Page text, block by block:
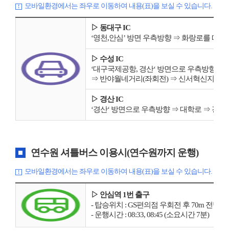
모바일환경에서는 좌우로 이동하여 내용(표)을 보실 수 있습니다.
▷ 동대구 IC
‘영천,안심’ 방면 우측방향 ⇒ 화랑로를 따
▷ 수성 IC
‘대구국제공항, 경산‘ 방면으로 우측방향
⇒ 반야월네거리(좌회전) ⇒ 신서혁신지구
▷ 경산 IC
‘경산‘ 방면으로 우측방향 ⇒ 대학로 ⇒ 경
연수원 셔틀버스 이용시(연수원까지 운행)
모바일환경에서는 좌우로 이동하여 내용(표)을 보실 수 있습니다.
▷ 안심역 1번 출구
- 탑승위치 : GS편의점 우회전 후 70m 전방
- 운행시간 : 08:33, 08:45 (소요시간 7분)